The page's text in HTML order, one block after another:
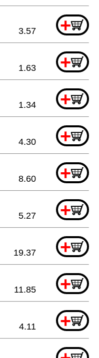
+
3.57
+
1.63
+
1.34
+
4.30
+
8.60
+
5.27
+
19.37
+
11.85
+
4.11